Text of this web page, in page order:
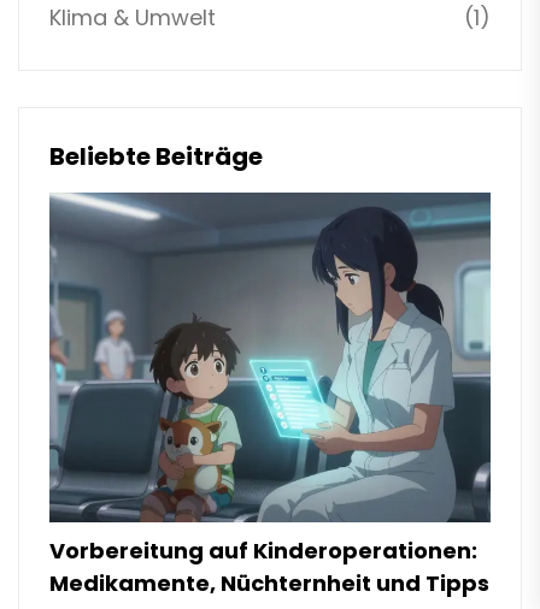
Klima & Umwelt
(1)
Beliebte Beiträge
Vorbereitung auf Kinderoperationen:
Medikamente, Nüchternheit und Tipps